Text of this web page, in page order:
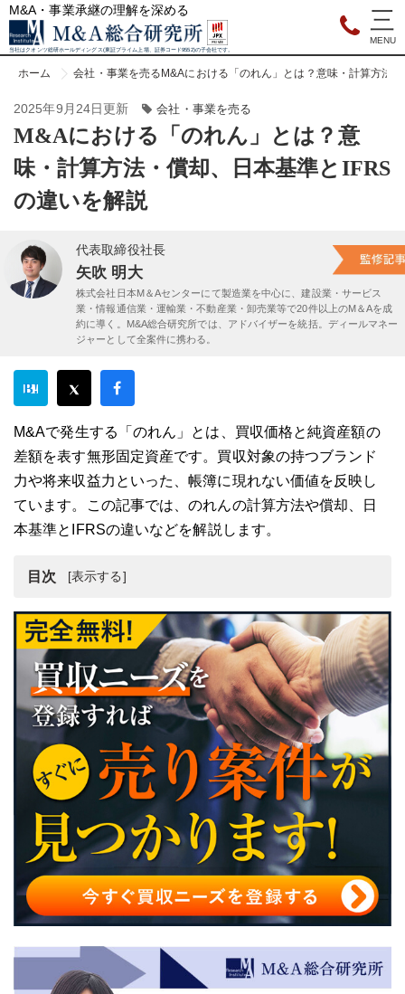
M&A・事業承継の理解を深める
当社はクオンツ総研ホールディングス(東証プライム上場、証券コード9552)の子会社です。
ホーム 会社・事業を売る M&Aにおける「のれん」とは？意味・計算方法
2025年9月24日更新 会社・事業を売る
M&Aにおける「のれん」とは？意
味・計算方法・償却、日本基準とIFRS
の違いを解説
代表取締役社長
矢吹 明大
株式会社日本M＆Aセンターにて製造業を中心に、建設業・サービス
業・情報通信業・運輸業・不動産業・卸売業等で20件以上のM＆Aを成
約に導く。M&A総合研究所では、アドバイザーを統括。ディールマネー
ジャーとして全案件に携わる。
M&Aで発生する「のれん」とは、買収価格と純資産額の
差額を表す無形固定資産です。買収対象の持つブランド
力や将来収益力といった、帳簿に現れない価値を反映し
ています。この記事では、のれんの計算方法や償却、日
本基準とIFRSの違いなどを解説します。
目次
M&Aにおける「のれん」とは？その意味と発生メカニズ
ム
のれんが発生するM&A取引の種類
「のれん」の計算方法：具体的な事例で解説
日本基準とIFRSにおける「のれん」の会計処理の違い
「のれん」の償却：その方法と影響
「のれん」の減損：認識基準と会計処理
会計と税務における「のれん」の取扱い：相違点と注意
点
のれんが大きい企業リスト
「のれん」の理解を深め、M&A戦略を成功に導く